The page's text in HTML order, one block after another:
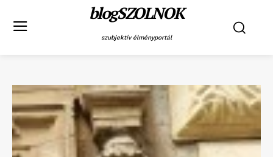
blogSZOLNOK
szubjektív élményportál